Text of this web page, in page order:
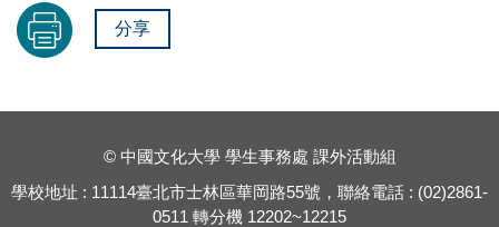
分享
© 中國文化大學 學生事務處 課外活動組
學校地址 : 11114臺北市士林區華岡路55號，聯絡電話 : (02)2861-
0511 轉分機 12202~12215